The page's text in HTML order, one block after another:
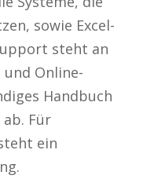
sowie Excel-
steht an
Online-
Handbuch
Für
ein